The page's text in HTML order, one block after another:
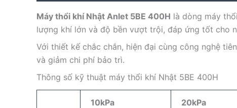
Máy thổi khí Nhật Anlet 5BE 400H là dòng máy
lượng khí lớn và độ bền vượt trội, đáp ứng tốt cho
Với thiết kế chắc chắn, hiện đại cùng công nghệ
và giảm chi phí bảo trì.
Thông số kỹ thuật máy thổi khí Nhật 5BE 400H
10kPa 20kPa